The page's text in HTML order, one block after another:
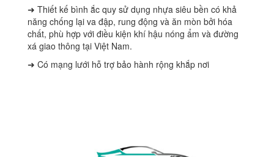
➜ Thiết kế bình ắc quy sử dụng nhựa siêu bền có khả
năng chống lại va đập, rung động và ăn mòn bởi hóa
chất, phù hợp với điều kiện khí hậu nóng ẩm và đường
xá giao thông tại Việt Nam.
➜ Có mạng lưới hỗ trợ bảo hành rộng khắp nơi